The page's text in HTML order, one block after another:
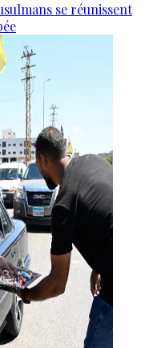
se réunissent